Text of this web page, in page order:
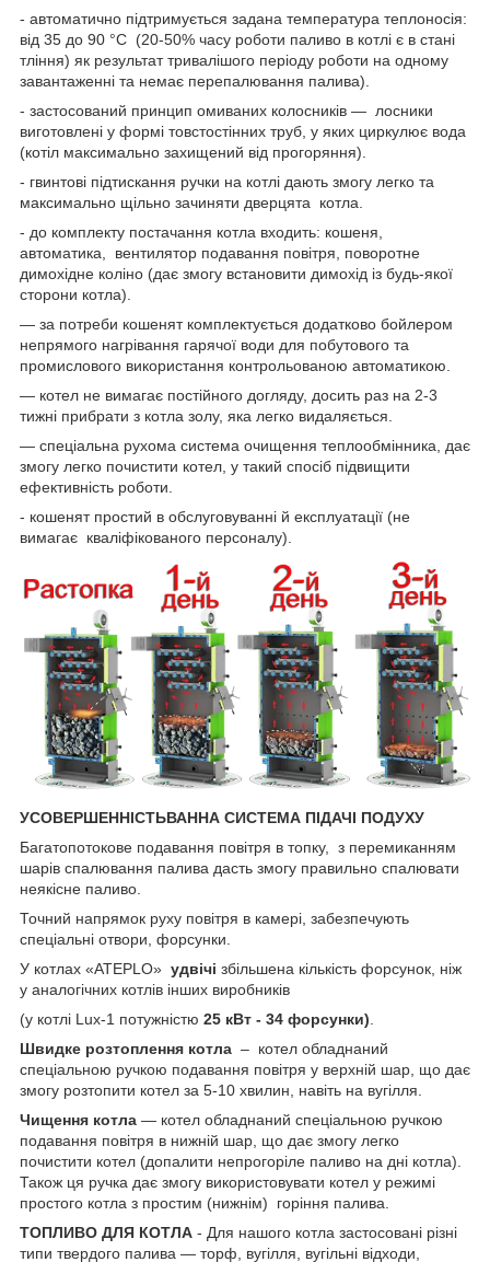
- автоматично підтримується задана температура теплоносія:
від 35 до 90 °C (20-50% часу роботи паливо в котлі є в стані
тління) як результат тривалішого періоду роботи на одному
завантаженні та немає перепалювання палива).
- застосований принцип омиваних колосників — лосники
виготовлені у формі товстостінних труб, у яких циркулює вода
(котіл максимально захищений від прогоряння).
- гвинтові підтискання ручки на котлі дають змогу легко та
максимально щільно зачиняти дверцята котла.
- до комплекту постачання котла входить: кошеня,
автоматика, вентилятор подавання повітря, поворотне
димохідне коліно (дає змогу встановити димохід із будь-якої
сторони котла).
— за потреби кошенят комплектується додатково бойлером
непрямого нагрівання гарячої води для побутового та
промислового використання контрольованою автоматикою.
— котел не вимагає постійного догляду, досить раз на 2-3
тижні прибрати з котла золу, яка легко видаляється.
— спеціальна рухома система очищення теплообмінника, дає
змогу легко почистити котел, у такий спосіб підвищити
ефективність роботи.
- кошенят простий в обслуговуванні й експлуатації (не
вимагає кваліфікованого персоналу).
УСОВЕРШЕННІСТЬВАННА СИСТЕМА ПІДАЧІ ПОДУХУ
Багатопотокове подавання повітря в топку, з перемиканням
шарів спалювання палива дасть змогу правильно спалювати
неякісне паливо.
Точний напрямок руху повітря в камері, забезпечують
спеціальні отвори, форсунки.
У котлах «ATEPLO» удвічі збільшена кількість форсунок, ніж
у аналогічних котлів інших виробників
(у котлі Lux-1 потужністю 25 кВт - 34 форсунки).
Швидке розтоплення котла – котел обладнаний
спеціальною ручкою подавання повітря у верхній шар, що дає
змогу розтопити котел за 5-10 хвилин, навіть на вугілля.
Чищення котла — котел обладнаний спеціальною ручкою
подавання повітря в нижній шар, що дає змогу легко
почистити котел (допалити непрогоріле паливо на дні котла).
Також ця ручка дає змогу використовувати котел у режимі
простого котла з простим (нижнім) горіння палива.
ТОПЛИВО ДЛЯ КОТЛА - Для нашого котла застосовані різні
типи твердого палива — торф, вугілля, вугільні відходи,